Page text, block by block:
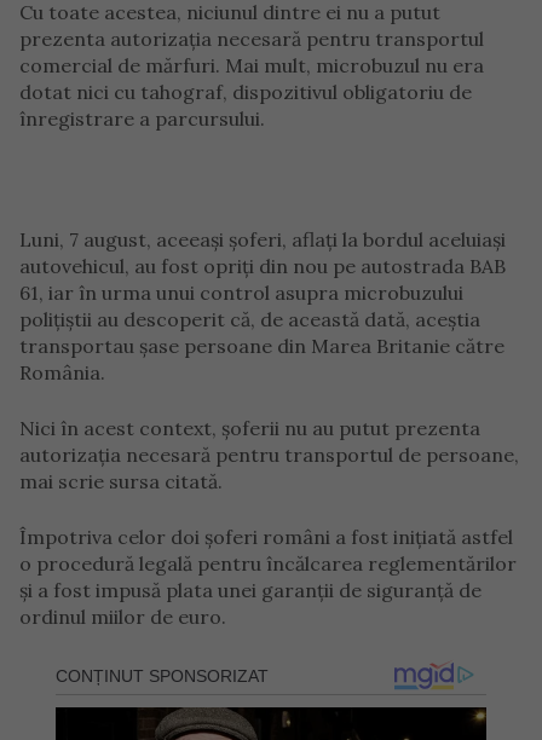
Cu toate acestea, niciunul dintre ei nu a putut
prezenta autorizația necesară pentru transportul
comercial de mărfuri. Mai mult, microbuzul nu era
dotat nici cu tahograf, dispozitivul obligatoriu de
înregistrare a parcursului.
Luni, 7 august, aceeași șoferi, aflați la bordul aceluiași
autovehicul, au fost opriți din nou pe autostrada BAB
61, iar în urma unui control asupra microbuzului
polițiștii au descoperit că, de această dată, aceștia
transportau șase persoane din Marea Britanie către
România.
Nici în acest context, șoferii nu au putut prezenta
autorizația necesară pentru transportul de persoane,
mai scrie sursa citată.
Împotriva celor doi șoferi români a fost inițiată astfel
o procedură legală pentru încălcarea reglementărilor
și a fost impusă plata unei garanții de siguranță de
ordinul miilor de euro.